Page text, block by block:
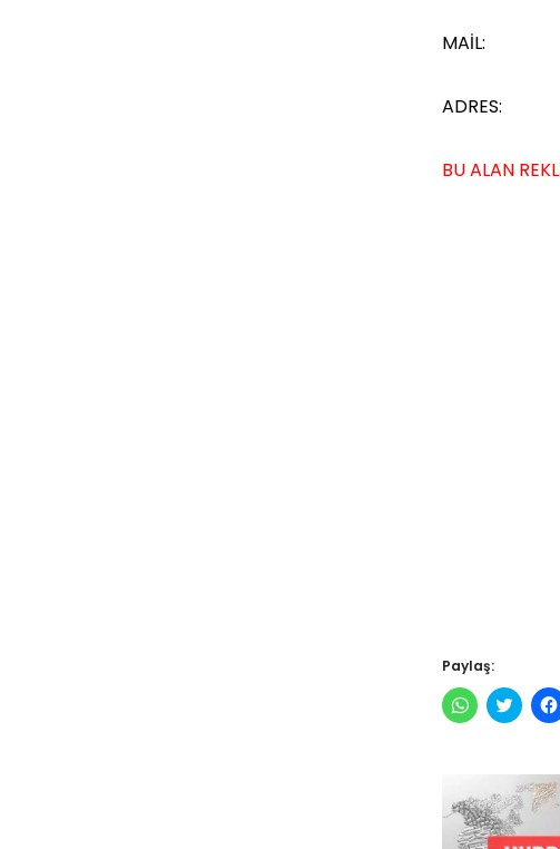
MAİL:
ADRES:
BU ALAN
Paylaş:
WhatsApp'ta
paylaşmak
pencerede
açılır)
Twitter
(Yeni
açılır)